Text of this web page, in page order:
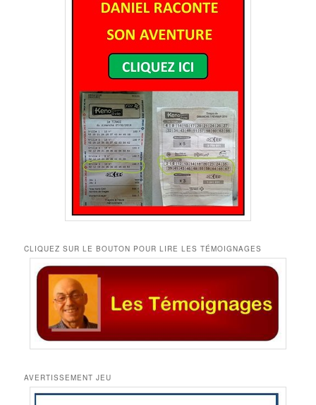
CLIQUEZ SUR LE BOUTON POUR LIRE LES TÉMOIGNAGES
AVERTISSEMENT JEU